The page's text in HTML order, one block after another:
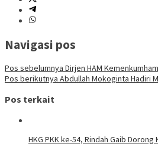
Navigasi pos
Pos sebelumnya Dirjen HAM
Pos berikutnya Abdullah Mokoginta Hadiri
Pos terkait
HKG PKK ke-54, Rindah Gaib